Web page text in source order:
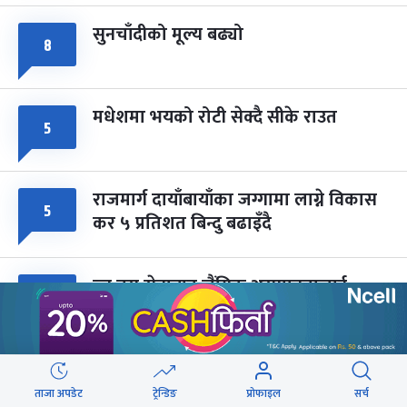
८ सुनचाँदीको मूल्य बढ्यो
५ मधेशमा भयको रोटी सेक्दै सीके राउत
५ राजमार्ग दायाँबायाँका जग्गामा लाग्ने विकास
कर ५ प्रतिशत बिन्दु बढाइँदै
४ ब्लु बस सेवाबाट लैंगिक असमानतालाई
प्रोत्साहन नगर्ने नीति लिएका हौं : मन्त्री बादी
३ एमाले महासचिवको दाबी- रास्वपाको पतन
उदय जत्तिकै छिटो हुन्छ
ताजा अपडेट ट्रेन्डिङ प्रोफाइल सर्च